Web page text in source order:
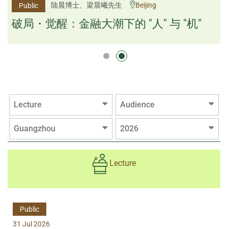
Public 杨文斌先生、邱良弼先生 Guangzhou
逻辑×算法：重塑资产配置内核
逻辑×算法：重塑资产配置内核
Public 陆晨博士、梁晨曦先生 Beijing
破局・觉醒：金融大潮下的 "人" 与 "机"
Lecture Audience
Guangzhou 2026
Lecture
Public
31 Jul 2026